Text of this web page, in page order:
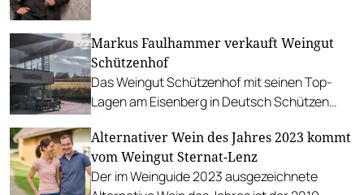
Markus Faulhammer verkauft Weingut
Schützenhof
Das Weingut Schützenhof mit seinen Top-
Lagen am Eisenberg in Deutsch Schützen
Kleinen weiterarbeiten.
Alternativer Wein des Jahres 2023 kommt
vom Weingut Sternat-Lenz
Der im Weinguide 2023 ausgezeichnete